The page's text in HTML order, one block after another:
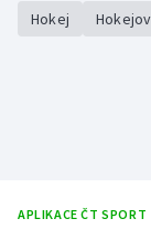
Hokej
APLIKACE ČT SPORT